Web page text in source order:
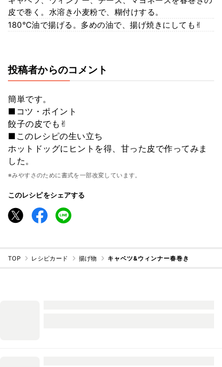
皮で巻く。水溶き小麦粉で、糊付けする。
180℃油で揚げる。多めの油で、揚げ焼きにしても✌︎
投稿者からのコメント
簡単です。
■コツ・ポイント
餃子の皮でも✌︎
■このレシピの生い立ち
ホットドッグにヒントを得、甘った皮で作ってみま
した。
※みやすさのために書式を一部改変しています。
このレシピをシェアする
TOP レシピカード 揚げ物 キャベツ&ウィンナー春巻き